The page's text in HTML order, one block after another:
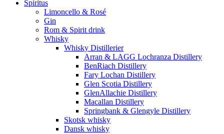
Spiritus
Limoncello & Rosé
Gin
Rom & Spirit drink
Whisky
Whisky Distillerier
Arran & LAGG Lochranza Distillery
BenRiach Distillery
Fary Lochan Distillery
Glen Scotia Distillery
GlenAllachie Distillery
Macallan Distillery
Springbank & Glengyle Distillery
Skotsk whisky
Dansk whisky